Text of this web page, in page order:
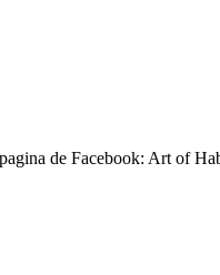
de Facebook: Art of